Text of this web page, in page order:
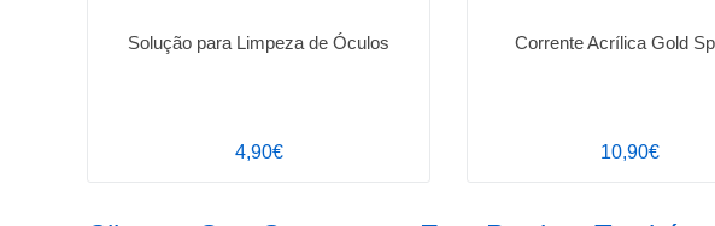
Solução para Limpeza de Óculos
4,90€
Corrente Acrílica Gold
10,90€